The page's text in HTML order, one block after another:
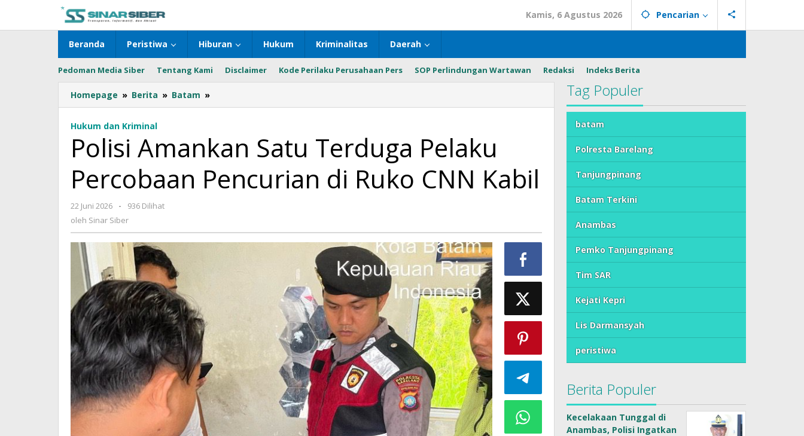
konten
Kamis, 6 Agustus 2026 Pencarian
Beranda Peristiwa Hiburan Hukum Kriminalitas Daerah
Pedoman Media Siber Tentang Kami Disclaimer Kode Perilaku Perusahaan Pers SOP Perlindungan Wartawan Redaksi Indeks Berita
Homepage » Berita » Batam »
Amankan
Pelaku
Percobaan
Pencurian
di
Hukum dan Kriminal
Polisi Amankan Satu Terduga Pelaku
Percobaan Pencurian di Ruko CNN Kabil
22 Juni 2026
oleh
Sinar
-
936 Dilihat
oleh Sinar Siber
Tag Populer
batam
Polresta Barelang
Tanjungpinang
Batam Terkini
Anambas
Pemko Tanjungpinang
Tim SAR
Kejati Kepri
Lis Darmansyah
peristiwa
Berita Populer
Kecelakaan Tunggal di
Anambas, Polisi Ingatkan